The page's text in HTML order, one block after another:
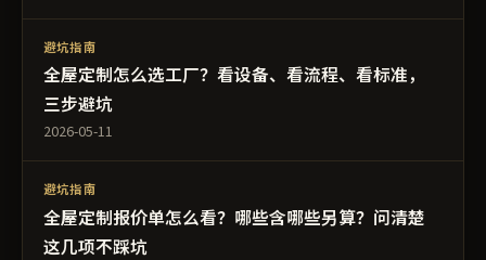
避坑指南
全屋定制怎么选工厂？看设备、看流程、看标准，
三步避坑
2026-05-11
避坑指南
全屋定制报价单怎么看？哪些含哪些另算？问清楚
这几项不踩坑